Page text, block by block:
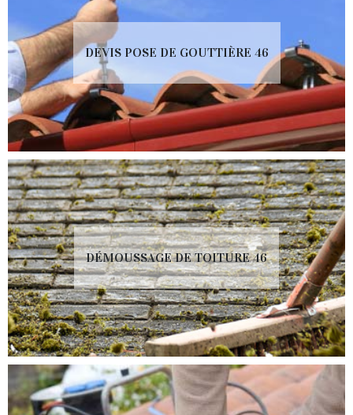
DEVIS POSE DE GOUTTIÈRE 46
DÉMOUSSAGE DE TOITURE 46